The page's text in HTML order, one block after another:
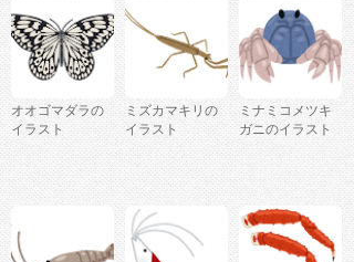
オオゴマダラの
イラスト
ミズカマキリの
イラスト
ミナミコメツキ
ガニのイラスト